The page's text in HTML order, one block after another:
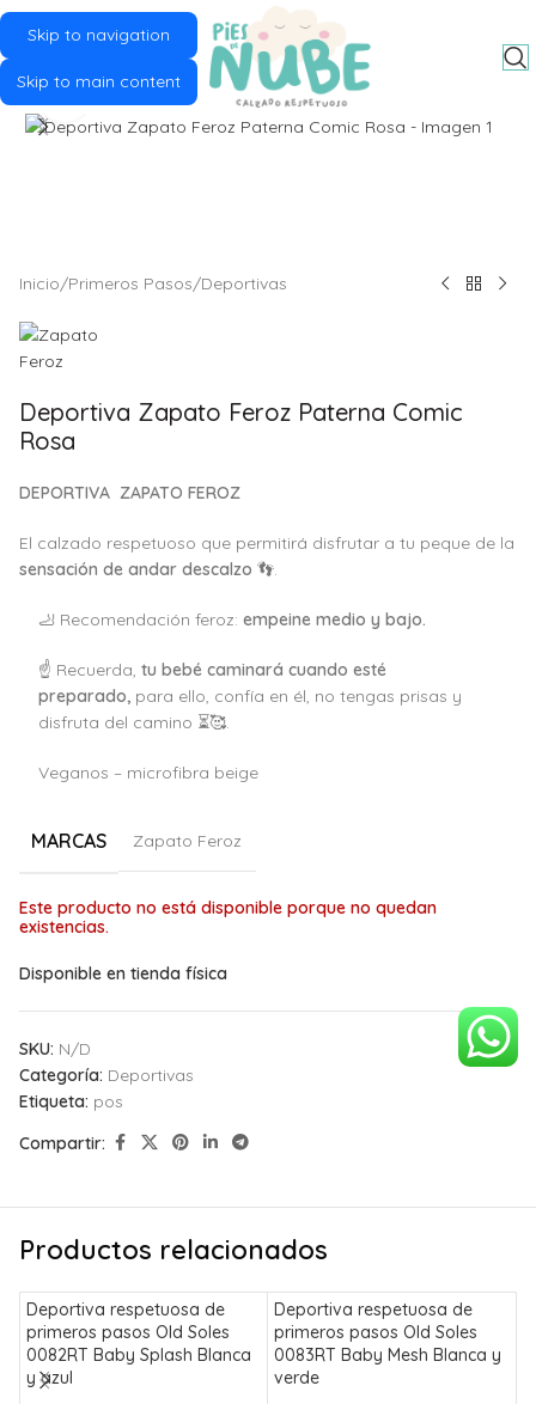
Skip to navigation
Skip to main content
Click to enlarge
Inicio/Primeros Pasos/Deportivas
Deportiva Zapato Feroz Paterna Comic
Rosa
DEPORTIVA ZAPATO FEROZ
El calzado respetuoso que permitirá disfrutar a tu peque de la
sensación de andar descalzo 👣.
🦶 Recomendación feroz: empeine medio y bajo.
☝️ Recuerda, tu bebé caminará cuando esté
preparado, para ello, confía en él, no tengas prisas y
disfruta del camino ⏳🥰.
Veganos – microfibra beige
MARCAS Zapato Feroz
Este producto no está disponible porque no quedan
existencias.
Alternative:
Disponible en tienda física
SKU: N/D
Categoría: Deportivas
Etiqueta: pos
Compartir:
Productos relacionados
Deportiva respetuosa de
primeros pasos Old Soles
0082RT Baby Splash Blanca
y azul
Deportiva respetuosa de
primeros pasos Old Soles
0083RT Baby Mesh Blanca y
verde